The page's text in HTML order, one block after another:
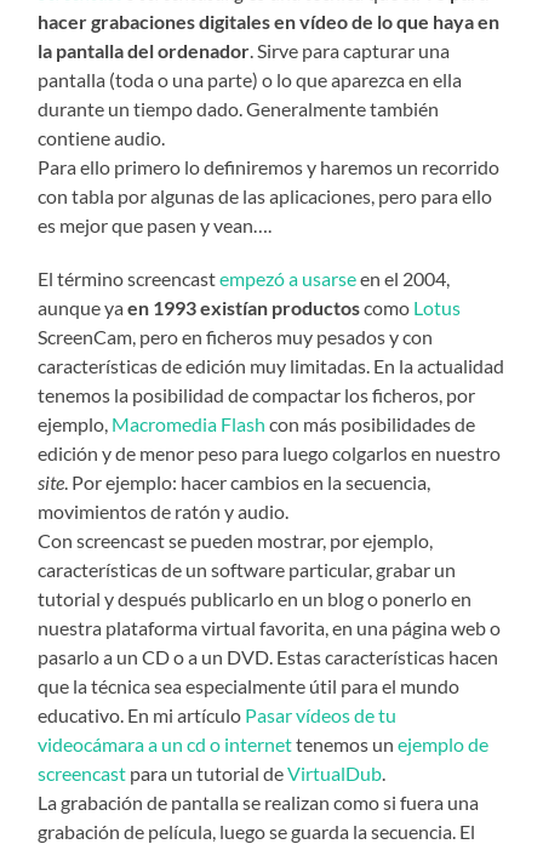
hacer grabaciones digitales en vídeo de lo que haya en
la pantalla del ordenador . Sirve para capturar una
pantalla (toda o una parte) o lo que aparezca en ella
durante un tiempo dado. Generalmente también
contiene audio.
Para ello primero lo definiremos y haremos un recorrido
con tabla por algunas de las aplicaciones, pero para ello
es mejor que pasen y vean….
El término screencastempezó a usarseen el 2004,
aunque yaen 1993 existían productoscomo Lotus
ScreenCam, pero en ficheros muy pesados y con
características de edición muy limitadas. En la actualidad
tenemos la posibilidad de compactar los ficheros, por
ejemplo, Macromedia Flash con más posibilidades de
edición y de menor peso para luego colgarlos en nuestro
site . Por ejemplo: hacer cambios en la secuencia,
movimientos de ratón y audio.
Con screencast se pueden mostrar, por ejemplo,
características de un software particular, grabar un
tutorial y después publicarlo en un blog o ponerlo en
nuestra plataforma virtual favorita, en una página web o
pasarlo a un CD o a un DVD. Estas características hacen
que la técnica sea especialmente útil para el mundo
educativo. En mi artículo Pasar vídeos de tu
videocámara a un cd o internettenemos unejemplo de
screencast para un tutorial deVirtualDub
La grabación de pantalla se realizan como si fuera una
grabación de película, luego se guarda la secuencia. El